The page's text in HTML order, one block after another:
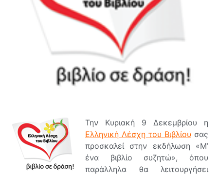
Την Κυριακή 9 Δεκεμβρίου η
Ελληνική Λέσχη του Βιβλίου σας
προσκαλεί στην εκδήλωση «Μ’
ένα βιβλίο συζητώ», όπου
παράλληλα θα λειτουργήσει